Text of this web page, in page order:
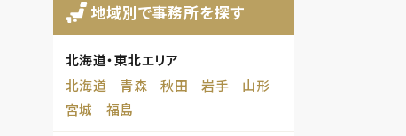
地域別で事務所を探す
北海道・東北エリア
北海道
青森 秋田 岩手
山形
宮城
福島